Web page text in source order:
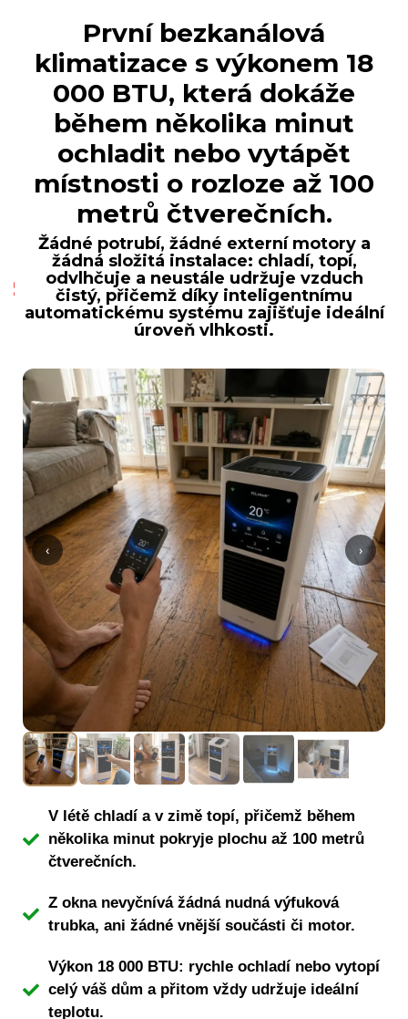
První bezkanálová
klimatizace s výkonem 18
000 BTU, která dokáže
během několika minut
ochladit nebo vytápět
místnosti o rozloze až 100
metrů čtverečních.
Žádné potrubí, žádné externí motory a
žádná složitá instalace: chladí, topí,
odvlhčuje a neustále udržuje vzduch
čistý, přičemž díky inteligentnímu
automatickému systému zajišťuje ideální
úroveň vlhkosti.
‹ ›
V létě chladí a v zimě topí, přičemž během
několika minut pokryje plochu až 100 metrů
čtverečních.
Z okna nevyčnívá žádná nudná výfuková
trubka, ani žádné vnější součásti či motor.
Výkon 18 000 BTU: rychle ochladí nebo vytopí
celý váš dům a přitom vždy udržuje ideální
teplotu.